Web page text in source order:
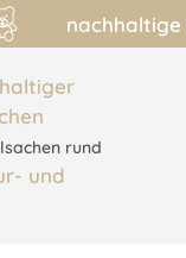
nachhaltige
rund
und